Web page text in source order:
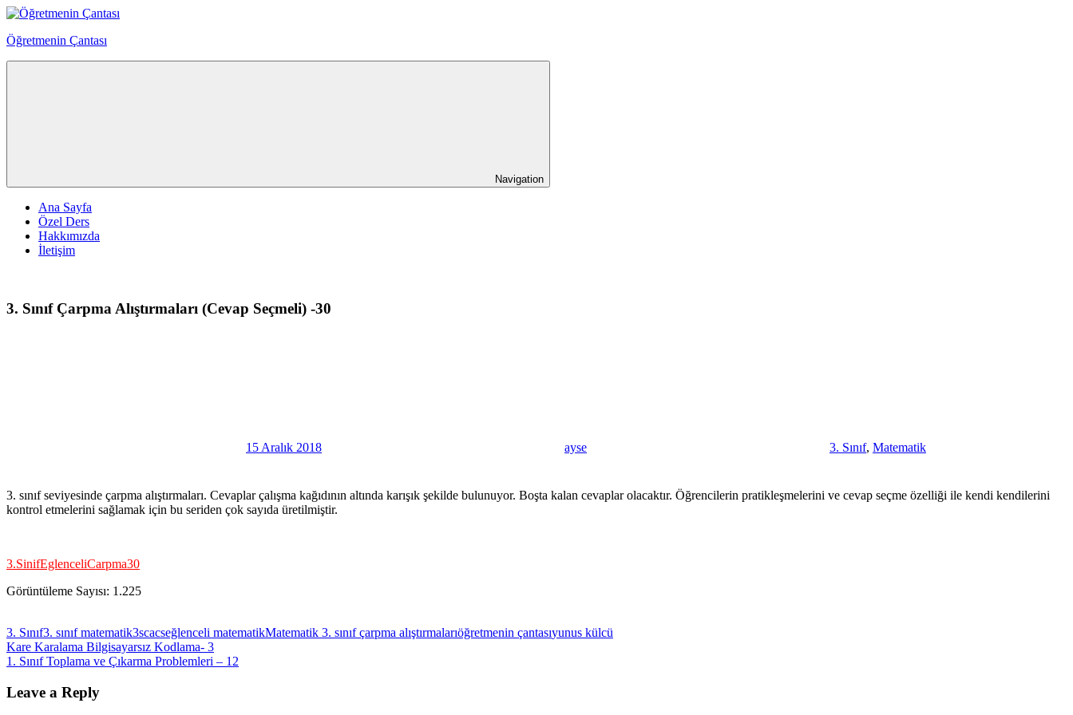
Skip
content
Öğretmenin Çantası
Navigation
Ana Sayfa
Özel Ders
Hakkımızda
İletişim
3. Sınıf Çarpma Alıştırmaları (Cevap Seçmeli) -30
15 Aralık 2018 ayse 3. Sınıf, Matematik
3. sınıf seviyesinde çarpma alıştırmaları. Cevaplar çalışma kağıdının altında karışık şekilde bulunuyor. Boşta kalan cevaplar olacaktır. Öğrencilerin pratikleşmelerini ve cevap seçme özelliği ile kendi kendilerini
kontrol etmelerini sağlamak için bu seriden çok sayıda üretilmiştir.
3.SinifEglenceliCarpma30
Görüntüleme Sayısı: 1.225
3. Sınıf3. sınıf matematik3scacseğlenceli matematikMatematik 3. sınıf çarpma alıştırmalarıöğretmenin çantasıyunus külcü
Yazı
gezinmesi
Previous
Post:
Kare Karalama Bilgisayarsız Kodlama- 3
Next
1. Sınıf Toplama ve Çıkarma Problemleri – 12
Leave a Reply